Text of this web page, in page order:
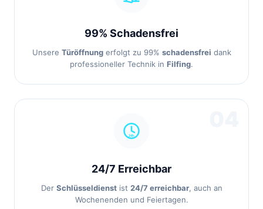
99% Schadensfrei
Unsere Türöffnungerfolgt zu 99% schadensfrei dank
professioneller Technik in Filfing.
24/7 Erreichbar
Der Schlüsseldienstist 24/7 erreichbar, auch an
Wochenenden und Feiertagen.